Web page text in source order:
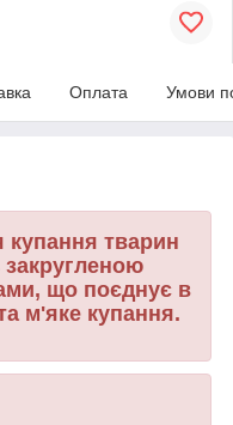
Оплата Умови
купання тварин
що поєднує в
м'яке купання.